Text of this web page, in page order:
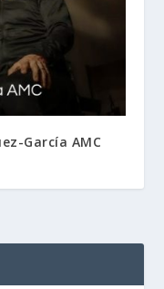
García AMC